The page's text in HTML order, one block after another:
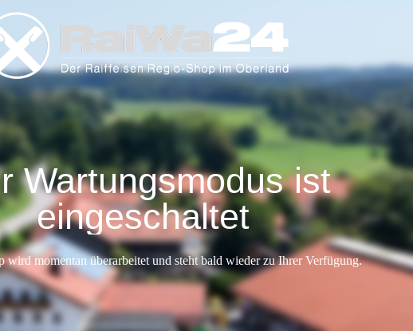
Wartungsmodus ist
eingeschaltet
wird momentan überarbeitet und steht bald wieder zu Ihrer Verfügung.